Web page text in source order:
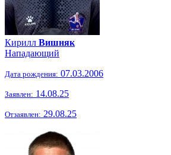
Кирилл Вишняк
Нападающий
Дата рождения: 07.03.2006
Заявлен: 14.08.25
Отзаявлен: 29.08.25